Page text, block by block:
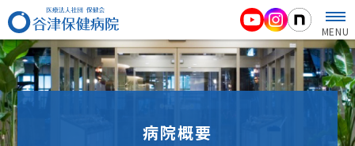
MENU
病院概要